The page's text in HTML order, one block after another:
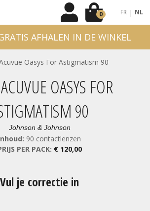
0 FR | NL
AFHALEN IN DE WINKEL
OASYS FOR
90
Johnson & Johnson
90 contactlenzen
PER PACK: € 120,00
Vul je correctie in